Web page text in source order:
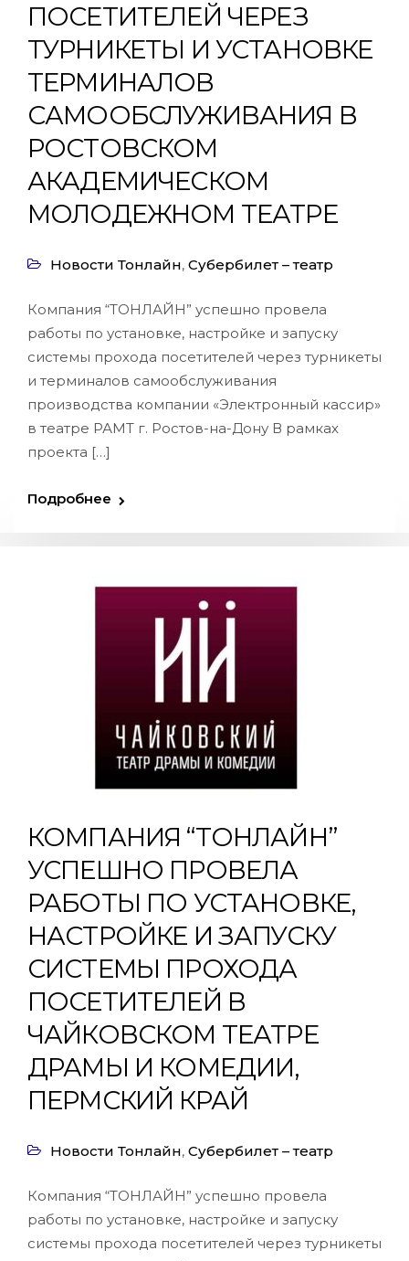
ПОСЕТИТЕЛЕЙ ЧЕРЕЗ
ТУРНИКЕТЫ И УСТАНОВКЕ
ТЕРМИНАЛОВ
САМООБСЛУЖИВАНИЯ В
РОСТОВСКОМ
АКАДЕМИЧЕСКОМ
МОЛОДЕЖНОМ ТЕАТРЕ
Новости Тонлайн, Субербилет – театр
Компания “ТОНЛАЙН” успешно провела
работы по установке, настройке и запуску
системы прохода посетителей через турникеты
и терминалов самообслуживания
производства компании «Электронный кассир»
в театре РАМТ г. Ростов-на-Дону В рамках
проекта […]
Подробнее
КОМПАНИЯ “ТОНЛАЙН”
УСПЕШНО ПРОВЕЛА
РАБОТЫ ПО УСТАНОВКЕ,
НАСТРОЙКЕ И ЗАПУСКУ
СИСТЕМЫ ПРОХОДА
ПОСЕТИТЕЛЕЙ В
ЧАЙКОВСКОМ ТЕАТРЕ
ДРАМЫ И КОМЕДИИ,
ПЕРМСКИЙ КРАЙ
Новости Тонлайн, Субербилет – театр
Компания “ТОНЛАЙН” успешно провела
работы по установке, настройке и запуску
системы прохода посетителей через турникеты